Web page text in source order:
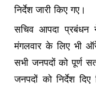
निर्देश जारी किए गए।
सचिव आपदा प्रबंधन ने
मंगलवार के लिए भी
सभी जनपदों को पूर्ण
जनपदों को निर्देश